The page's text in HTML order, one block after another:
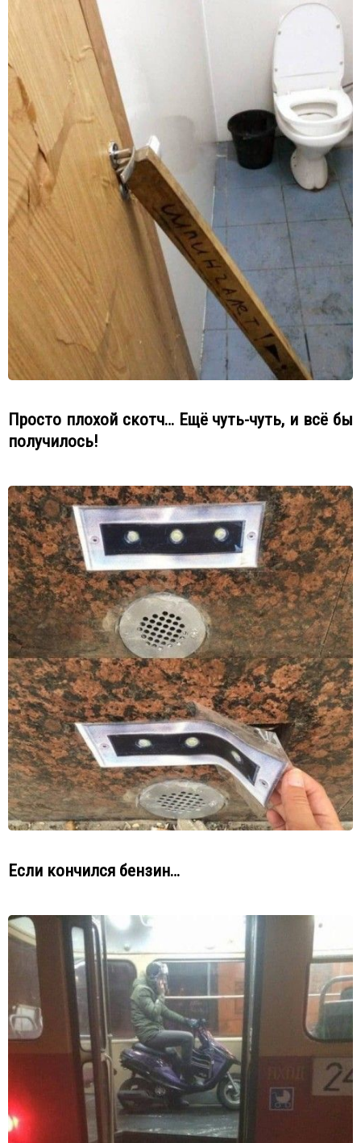
Просто плохой скотч… Ещё чуть-чуть, и всё бы
получилось!
Если кончился бензин…